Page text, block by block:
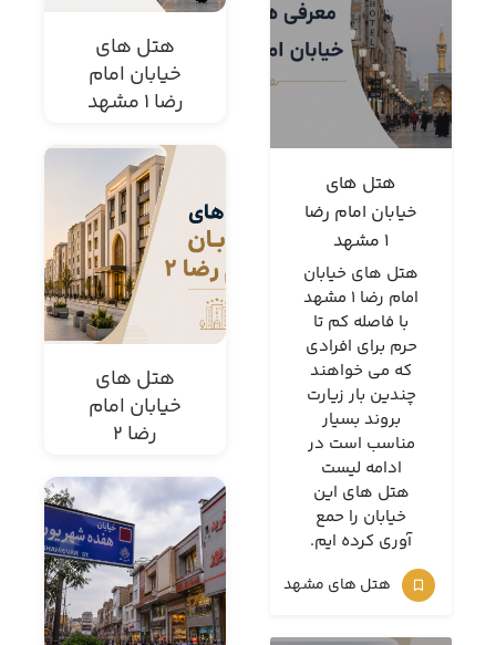
هتل های
خیابان امام رضا
1 مشهد
هتل های خیابان
امام رضا 1 مشهد
با فاصله کم تا
حرم برای افرادی
که می خواهند
چندین بار زیارت
بروند بسیار
مناسب است در
ادامه لیست
هتل های این
خیابان را حمع
آوری کرده ایم.
هتل های مشهد
هتل های
خیابان امام
رضا 1 مشهد
هتل های
خیابان امام
رضا 2